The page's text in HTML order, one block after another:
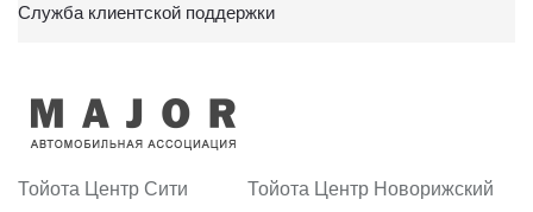
Служба клиентской поддержки
Тойота Центр Сити Тойота Центр Новорижский